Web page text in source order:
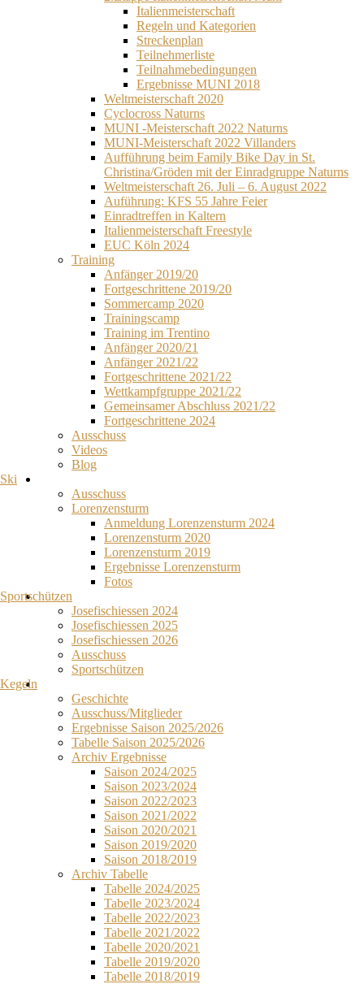
Italienmeisterschaft
Regeln und Kategorien
Streckenplan
Teilnehmerliste
Teilnahmebedingungen
Ergebnisse MUNI 2018
Weltmeisterschaft 2020
Cyclocross Naturns
MUNI -Meisterschaft 2022 Naturns
MUNI-Meisterschaft 2022 Villanders
Aufführung beim Family Bike Day in St.
Christina/Gröden mit der Einradgruppe Naturns
Weltmeisterschaft 26. Juli – 6. August 2022
Auführung: KFS 55 Jahre Feier
Einradtreffen in Kaltern
Italienmeisterschaft Freestyle
EUC Köln 2024
Training
Anfänger 2019/20
Fortgeschrittene 2019/20
Sommercamp 2020
Trainingscamp
Training im Trentino
Anfänger 2020/21
Anfänger 2021/22
Fortgeschrittene 2021/22
Wettkampfgruppe 2021/22
Gemeinsamer Abschluss 2021/22
Fortgeschrittene 2024
Ausschuss
Videos
Blog
Ski
Ausschuss
Lorenzensturm
Anmeldung Lorenzensturm 2024
Lorenzensturm 2020
Lorenzensturm 2019
Ergebnisse Lorenzensturm
Fotos
Sportschützen
Josefischiessen 2024
Josefischiessen 2025
Josefischiessen 2026
Ausschuss
Sportschützen
Kegeln
Geschichte
Ausschuss/Mitglieder
Ergebnisse Saison 2025/2026
Tabelle Saison 2025/2026
Archiv Ergebnisse
Saison 2024/2025
Saison 2023/2024
Saison 2022/2023
Saison 2021/2022
Saison 2020/2021
Saison 2019/2020
Saison 2018/2019
Archiv Tabelle
Tabelle 2024/2025
Tabelle 2023/2024
Tabelle 2022/2023
Tabelle 2021/2022
Tabelle 2020/2021
Tabelle 2019/2020
Tabelle 2018/2019